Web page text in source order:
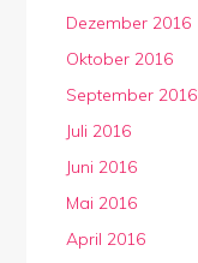
Dezember 2016
Oktober 2016
September 2016
Juli 2016
Juni 2016
Mai 2016
April 2016